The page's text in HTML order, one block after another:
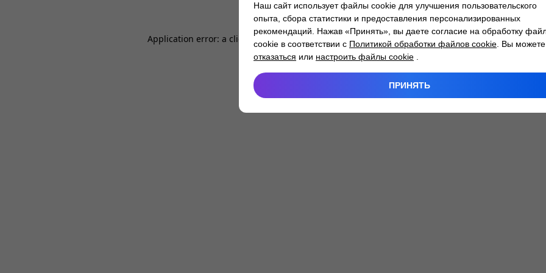
Application error: a client -side exception has occurred while loading atlantm.by (see the
Наш сайт использует файлы cookie для улучшения пользовательского
опыта, сбора статистики и предоставления персонализированных
рекомендаций. Нажав «Принять», вы даете согласие на обработку
cookie в соответствии с Политикой обработки файлов cookie . Вы можете
отказаться или настроить файлы cookie
ПРИНЯТЬ